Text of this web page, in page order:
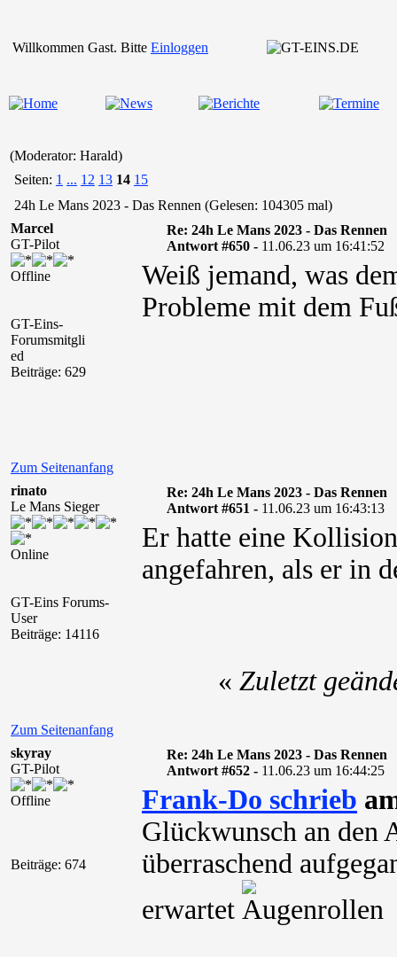
Willkommen Gast. Bitte Einloggen
(Moderator: Harald)
Seiten: 1 ... 12 13 14 15
24h Le Mans 2023 - Das Rennen (Gelesen: 104305 mal)
Marcel
GT-Pilot
Offline
GT-Eins-
Forumsmitgli
ed
Beiträge: 629
Re: 24h Le Mans 2023 - Das Rennen
Antwort #650 - 11.06.23 um 16:41:52
Weiß jemand, was
Probleme mit dem
Zum Seitenanfang
rinato
Le Mans Sieger
Online
GT-Eins Forums-
User
Beiträge: 14116
Re: 24h Le Mans 2023 - Das Rennen
Antwort #651 - 11.06.23 um 16:43:13
Er hatte eine
angefahren, als er in
Zum Seitenanfang
« Zuletzt
skyray
GT-Pilot
Offline
Beiträge: 674
Re: 24h Le Mans 2023 - Das Rennen
Antwort #652 - 11.06.23 um 16:44:25
Frank-Do schrieb
Glückwunsch an den
überraschend
erwartet